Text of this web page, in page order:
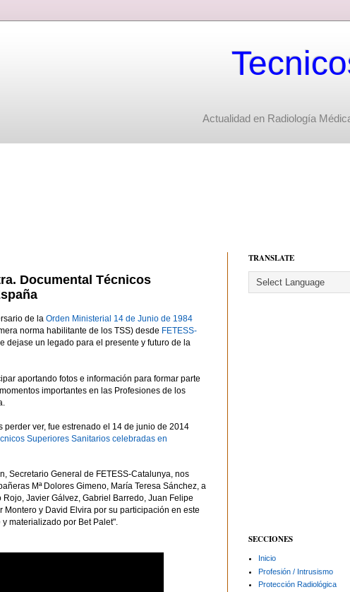
Actualidad en Radiología
Documental Técnicos
de la Orden Ministerial 14 de Junio de 1984
norma habilitante de los TSS) desde FETESS-
dejase un legado para el presente y futuro de la
aportando fotos e información para formar parte
importantes en las Profesiones de los
perder ver, fue estrenado el 14 de junio de 2014
Superiores Sanitarios celebradas en
Secretario General de FETESS-Catalunya, nos
Mª Dolores Gimeno, María Teresa Sánchez, a
Javier Gálvez, Gabriel Barredo, Juan Felipe
Montero y David Elvira por su participación en este
materializado por Bet Palet".
TRANSLATE
SECCIONES
Inicio
Profesión / Intrusismo
Protección Radiológica